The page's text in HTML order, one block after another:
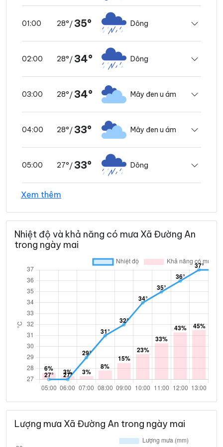
01:00 28°/ 35° Dông
02:00 28°/ 34° Dông
03:00 28°/ 34° Mây đen u ám
04:00 28°/ 33° Mây đen u ám
05:00 27°/ 33° Dông
06:00 27°
07:00 28°/34° Mây rải rác
08:00 30°/35° Mây rải rác
09:00 37° Mây rải rác
10:00 Mây rải rác
11:00 34°/42° Trời ít mây
12:00 36° 43° Mây đen u ám
Xem thêm
Nhiệt độ và khả năng có mưa Xã Đường An
trong ngày mai
Lượng mưa Xã Đường An trong ngày mai